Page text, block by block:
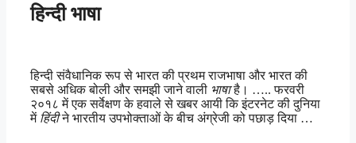
हिन्दी भाषा
हिन्दी संवैधानिक रूप से भारत की प्रथम राजभाषा और भारत की
सबसे अधिक बोली और समझी जाने वाली भाषाहै। ….. फरवरी
२०१८ में एक सर्वेक्षण के हवाले से खबर आयी कि इंटरनेट की दुनिया
में हिंदीने भारतीय उपभोक्ताओं के बीच अंग्रेजी को पछाड़ दिया …